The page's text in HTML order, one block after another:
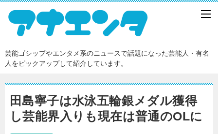
芸能ゴシップやエンタメ系のニュースで話題になった芸能人・有名
人をピックアップして紹介しています。
田島寧子は水泳五輪銀メダル獲得
し芸能界入りも現在は普通のOLに